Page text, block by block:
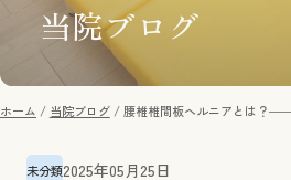
当院ブログ
ホーム 当院ブログ 腰椎椎間板ヘルニアとは？
み解く腰の痛み
未分類2025年05月25日